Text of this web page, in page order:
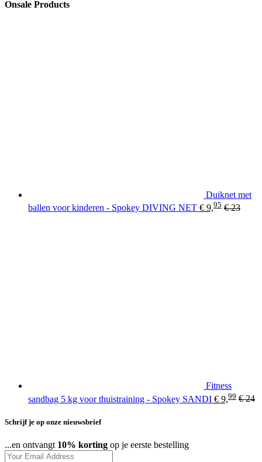
Onsale Products
Duiknet met
ballen voor kinderen - Spokey DIVING NET € 9,95 €23
Fitness
sandbag 5 kg voor thuistraining - Spokey SANDI € 9,99 €24
Schrijf je op onze nieuwsbrief
...en ontvangt 10% korting op je eerste bestelling